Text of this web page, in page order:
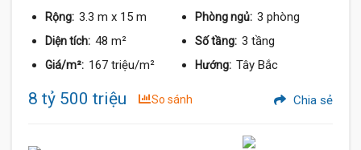
Rộng: 3.3 m x 15 m Phòng ngủ: 3 phòng
Diện tích: 48 m² Số tầng: 3 tầng
Giá/m²: 167 triệu/m² Hướng: Tây Bắc
8 tỷ 500 triệu So sánh Chia sẻ